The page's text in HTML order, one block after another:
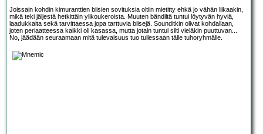
Joissain kohdin kimuranttien biisien sovituksia oltiin mietitty ehkä jo vähän liikaakin,
mikä teki jäljestä hetkittäin ylikoukeroista. Muuten bändiltä tuntui löytyvän hyviä,
laadukkaita sekä tarvittaessa jopa tarttuvia biisejä. Sounditkin olivat kohdallaan,
joten periaatteessa kaikki oli kasassa, mutta jotain tuntui silti vieläkin puuttuvan...
No, jäädään seuraamaan mitä tulevaisuus tuo tullessaan tälle tuhoryhmälle.